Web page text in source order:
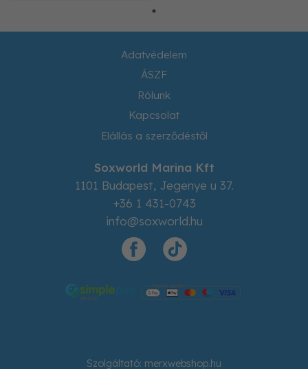
Adatvédelem
ÁSZF
Rólunk
Kapcsolat
Elállás a szerződéstől
Soxworld Marina Kft
1101 Budapest, Jegenye u 37.
+36 1 431-0743
info@soxworld.hu
Szolgáltató: merxwebshop.hu